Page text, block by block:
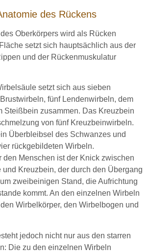
des Rückens
Oberkörpers wird als Rücken
setzt sich hauptsächlich aus der
und der Rückenmuskulatur
setzt sich aus sieben
fünf Lendenwirbeln, dem
Steißbein zusammen. Das Kreuzbein
von fünf Kreuzbeinwirbeln.
Überbleibsel des Schwanzes und
rückgebildeten Wirbeln.
den Menschen ist der Knick zwischen
Kreuzbein, der durch den Übergang
zweibeinigen Stand, die Aufrichtung
kommt. An den einzelnen Wirbeln
Wirbelkörper, den Wirbelbogen und
jedoch nicht nur aus den starren
Die zu den einzelnen Wirbeln